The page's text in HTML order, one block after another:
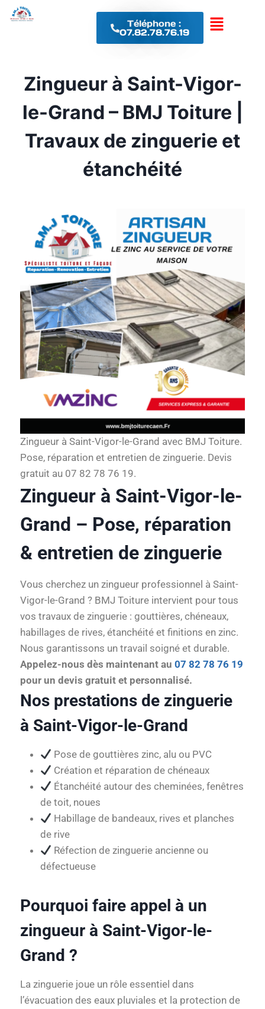
Téléphone :
07.82.78.76.19
Zingueur à Saint-Vigor-
le-Grand – BMJ Toiture |
Travaux de zinguerie et
étanchéité
Zingueur à Saint-Vigor-le-Grand avec BMJ Toiture.
Pose, réparation et entretien de zinguerie. Devis
gratuit au 07 82 78 76 19.
Zingueur à Saint-Vigor-le-
Grand – Pose, réparation
& entretien de zinguerie
Vous cherchez un zingueur professionnel à Saint-
Vigor-le-Grand ? BMJ Toiture intervient pour tous
vos travaux de zinguerie : gouttières, chéneaux,
habillages de rives, étanchéité et finitions en zinc.
Nous garantissons un travail soigné et durable.
Appelez-nous dès maintenant au 07 82 78 76 19
pour un devis gratuit et personnalisé.
Nos prestations de zinguerie
à Saint-Vigor-le-Grand
Pose de gouttières zinc, alu ou PVC
Création et réparation de chéneaux
Étanchéité autour des cheminées, fenêtres
de toit, noues
Habillage de bandeaux, rives et planches
de rive
Réfection de zinguerie ancienne ou
défectueuse
Pourquoi faire appel à un
zingueur à Saint-Vigor-le-
Grand ?
La zinguerie joue un rôle essentiel dans
l’évacuation des eaux pluviales et la protection de